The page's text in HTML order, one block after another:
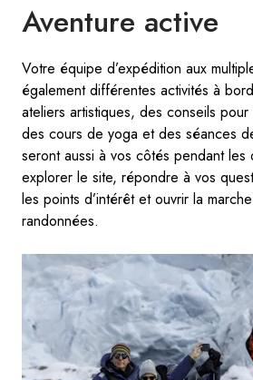
Aventure active
Votre équipe d’expédition aux
également différentes activités à
ateliers artistiques, des conseils
des cours de yoga et des séances
seront aussi à vos côtés pendant les
explorer le site, répondre à vos
les points d’intérêt et ouvrir la
randonnées.